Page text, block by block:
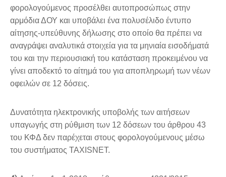
φορολογούμενος προσέλθει αυτοπροσώπως στην
αρμόδια ΔΟΥ και υποβάλει ένα πολυσέλιδο έντυπο
αίτησης-υπεύθυνης δήλωσης στο οποίο θα πρέπει να
αναγράψει αναλυτικά στοιχεία για τα μηνιαία εισοδήματά
του και την περιουσιακή του κατάσταση προκειμένου να
γίνει αποδεκτό το αίτημά του για αποπληρωμή των νέων
οφειλών σε 12 δόσεις.
Δυνατότητα ηλεκτρονικής υποβολής των αιτήσεων
υπαγωγής στη ρύθμιση των 12 δόσεων του άρθρου 43
του ΚΦΔ δεν παρέχεται στους φορολογούμενους μέσω
του συστήματος ΤΑΧΙSNET.